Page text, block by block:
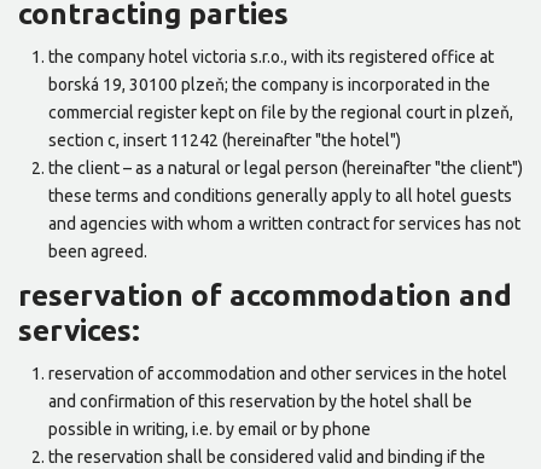
contracting parties
the company hotel victoria s.r.o., with its registered office at
borská 19, 30100 plzeň; the company is incorporated in the
commercial register kept on file by the regional court in plzeň,
section c, insert 11242 (hereinafter "the hotel")
the client – as a natural or legal person (hereinafter "the client")
these terms and conditions generally apply to all hotel guests
and agencies with whom a written contract for services has not
been agreed.
reservation of accommodation and
services:
reservation of accommodation and other services in the hotel
and confirmation of this reservation by the hotel shall be
possible in writing, i.e. by email or by phone
the reservation shall be considered valid and binding if the